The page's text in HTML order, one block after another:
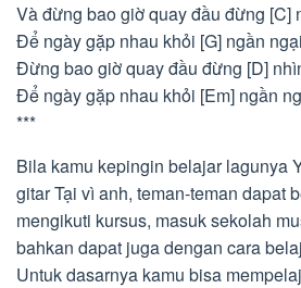
Và đừng bao giờ quay đầu đừng [C]
Để ngày gặp nhau khỏi [G] ngần ngại
Đừng bao giờ quay đầu đừng [D]
Để ngày gặp nhau khỏi [Em] ngần
***
Bila kamu kepingin belajar lagunya
gitar Tại vì anh, teman-teman dapat
mengikuti kursus, masuk sekolah
bahkan dapat juga dengan cara
Untuk dasarnya kamu bisa